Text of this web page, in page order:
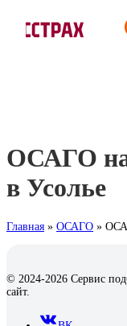
ОСАГО на
в Усолье
Главная » ОСАГО »
© 2024-2026 Сервис
сайт.